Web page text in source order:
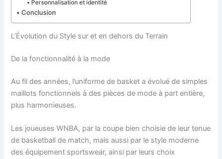
Personnalisation et identité
Conclusion
L’Évolution du Style sur et en dehors du Terrain
De la fonctionnalité à la mode
Au fil des années, l’uniforme de basket a évolué de simples
maillots fonctionnels à des pièces de mode à part entière,
plus harmonieuses.
Les joueuses WNBA, par la coupe bien choisie de leur tenue
de basketball de match, mais aussi par le style moderne
des équipement sportswear, ainsi par leurs choix